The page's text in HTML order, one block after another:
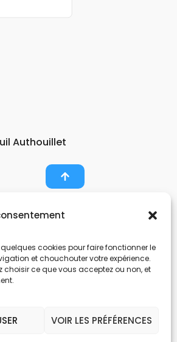
cookies pour faire fonctionner le
et chouchouter votre expérience.
choisir ce que vous acceptez ou non, et
VOIR LES PRÉFÉRENCES
Authouillet
d’un puits ou
par photocatalyse
service de l’eau.
par
Anticalcaire, clarifier